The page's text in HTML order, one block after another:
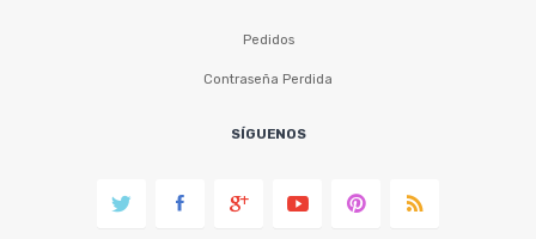
Pedidos
Contraseña Perdida
SÍGUENOS